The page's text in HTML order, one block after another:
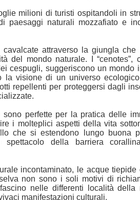
milioni di turisti ospitandoli in
paesaggi naturali mozzafiato e
attraverso la giungla che
del mondo naturale. I “cenotes”,
cespugli, suggeriscono un mondo
la visione di un universo
repellenti per proteggersi dagli
perfette per la pratica delle
i molteplici aspetti della vita
che si estendono lungo buona
spettacolo della barriera
incontaminato, le acque tiepide
non sono i soli motivi di
nelle differenti località della
manifestazioni culturali.